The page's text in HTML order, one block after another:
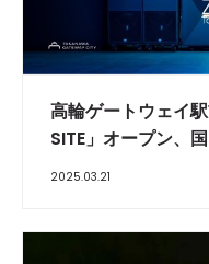
高輪ゲートウェイ
SITE」オープン、
2025.03.21